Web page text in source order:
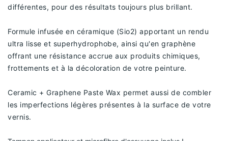
différentes, pour des résultats toujours plus brillant.
Formule infusée en céramique (Sio2) apportant un rendu
ultra lisse et superhydrophobe, ainsi qu'en graphène
offrant une résistance accrue aux produits chimiques,
frottements et à la décoloration de votre peinture.
Ceramic + Graphene Paste Wax permet aussi de combler
les imperfections légères présentes à la surface de votre
vernis.